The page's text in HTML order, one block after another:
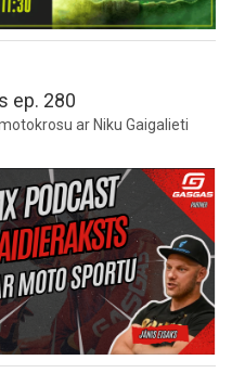
ep. 280
ar Niku Gaigalieti